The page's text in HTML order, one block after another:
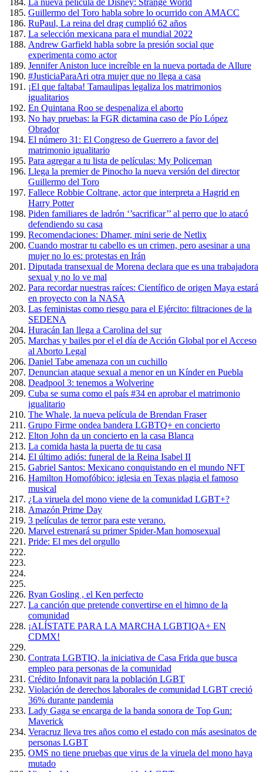
La nueva película de Disney: Strange World
Guillermo del Toro habla sobre lo ocurrido con AMACC
RuPaul, La reina del drag cumplió 62 años
La selección mexicana para el mundial 2022
Andrew Garfield habla sobre la presión social que
experimenta como actor
Jennifer Aniston luce increíble en la nueva portada de Allure
#JusticiaParaAri otra mujer que no llega a casa
¡El que faltaba! Tamaulipas legaliza los matrimonios
igualitarios
En Quintana Roo se despenaliza el aborto
No hay pruebas: la FGR dictamina caso de Pío López
Obrador
El número 31: El Congreso de Guerrero a favor del
matrimonio igualitario
Para agregar a tu lista de películas: My Policeman
Llega la premier de Pinocho la nueva versión del director
Guillermo del Toro
Fallece Robbie Coltrane, actor que interpreta a Hagrid en
Harry Potter
Piden familiares de ladrón ‘’sacrificar’’ al perro que lo atacó
defendiendo su casa
Recomendaciones: Dhamer, mini serie de Netlix
Cuando mostrar tu cabello es un crimen, pero asesinar a una
mujer no lo es: protestas en Irán
Diputada transexual de Morena declara que es una trabajadora
sexual y no lo ve mal
Para recordar nuestras raíces: Científico de origen Maya estará
en proyecto con la NASA
Las feministas como riesgo para el Ejército: filtraciones de la
SEDENA
Huracán Ian llega a Carolina del sur
Marchas y bailes por el el día de Acción Global por el Acceso
al Aborto Legal
Daniel Tabe amenaza con un cuchillo
Denuncian ataque sexual a menor en un Kínder en Puebla
Deadpool 3: tenemos a Wolverine
Cuba se suma como el país #34 en aprobar el matrimonio
igualitario
The Whale, la nueva película de Brendan Fraser
Grupo Firme ondea bandera LGBTQ+ en concierto
Elton John da un concierto en la casa Blanca
La comida hasta la puerta de tu casa
El último adiós: funeral de la Reina Isabel II
Gabriel Santos: Mexicano conquistando en el mundo NFT
Hamilton Homofóbico: iglesia en Texas plagia el famoso
musical
¿La viruela del mono viene de la comunidad LGBT+?
Amazón Prime Day
3 películas de terror para este verano.
Marvel estrenará su primer Spider-Man homosexual
Pride: El mes del orgullo
Ryan Gosling , el Ken perfecto
La canción que pretende convertirse en el himno de la
comunidad
¡ALÍSTATE PARA LA MARCHA LGBTIQA+ EN
CDMX!
Contrata LGBTIQ, la iniciativa de Casa Frida que busca
empleo para personas de la comunidad
Crédito Infonavit para la población LGBT
Violación de derechos laborales de comunidad LGBT creció
36% durante pandemia
Lady Gaga se encarga de la banda sonora de Top Gun:
Maverick
Veracruz lleva tres años como el estado con más asesinatos de
personas LGBT
OMS no tiene pruebas que virus de la viruela del mono haya
mutado